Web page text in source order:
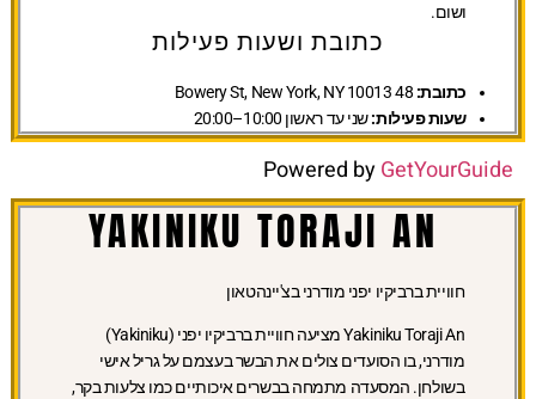
ושום.
כתובת ושעות פעילות
כתובת:
שעות פעילות:שני עד ראשון 10:00–20:00
Powered byGetYourGuide
YAKINIKU TORAJI AN
חוויית ברביקיו יפני מודרני בצ'יינהטאון
Yakiniku Toraji An מציעה חוויית ברביקיו יפני (Yakiniku)
מודרני, בו הסועדים צולים את הבשר בעצמם על גריל אישי
בשולחן. המסעדה מתמחה בבשרים איכותיים כמו צלעות בקר,